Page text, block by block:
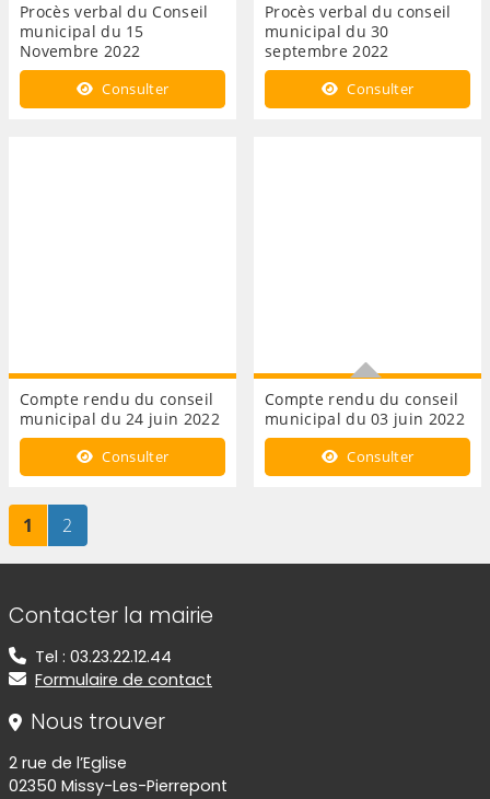
Procès verbal du Conseil
municipal du 15
Novembre 2022
Consulter
Procès verbal du conseil
municipal du 30
septembre 2022
Consulter
Compte rendu du conseil
municipal du 24 juin 2022
Consulter
Compte rendu du conseil
municipal du 03 juin 2022
- Délibération pour la
convention de mise en
Consulter
Page
1 sur 2Page
2
Informations de contact
Contacter la mairie
Tel : 03.23.22.12.44
Formulaire de contact
Nous trouver
2 rue de l’Eglise
02350 Missy-Les-Pierrepont